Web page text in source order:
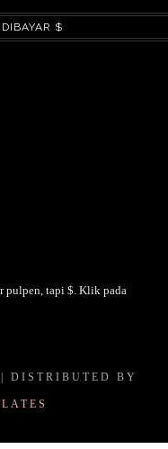
$
pulpen, tapi $. Klik pada
| DISTRIBUTED BY